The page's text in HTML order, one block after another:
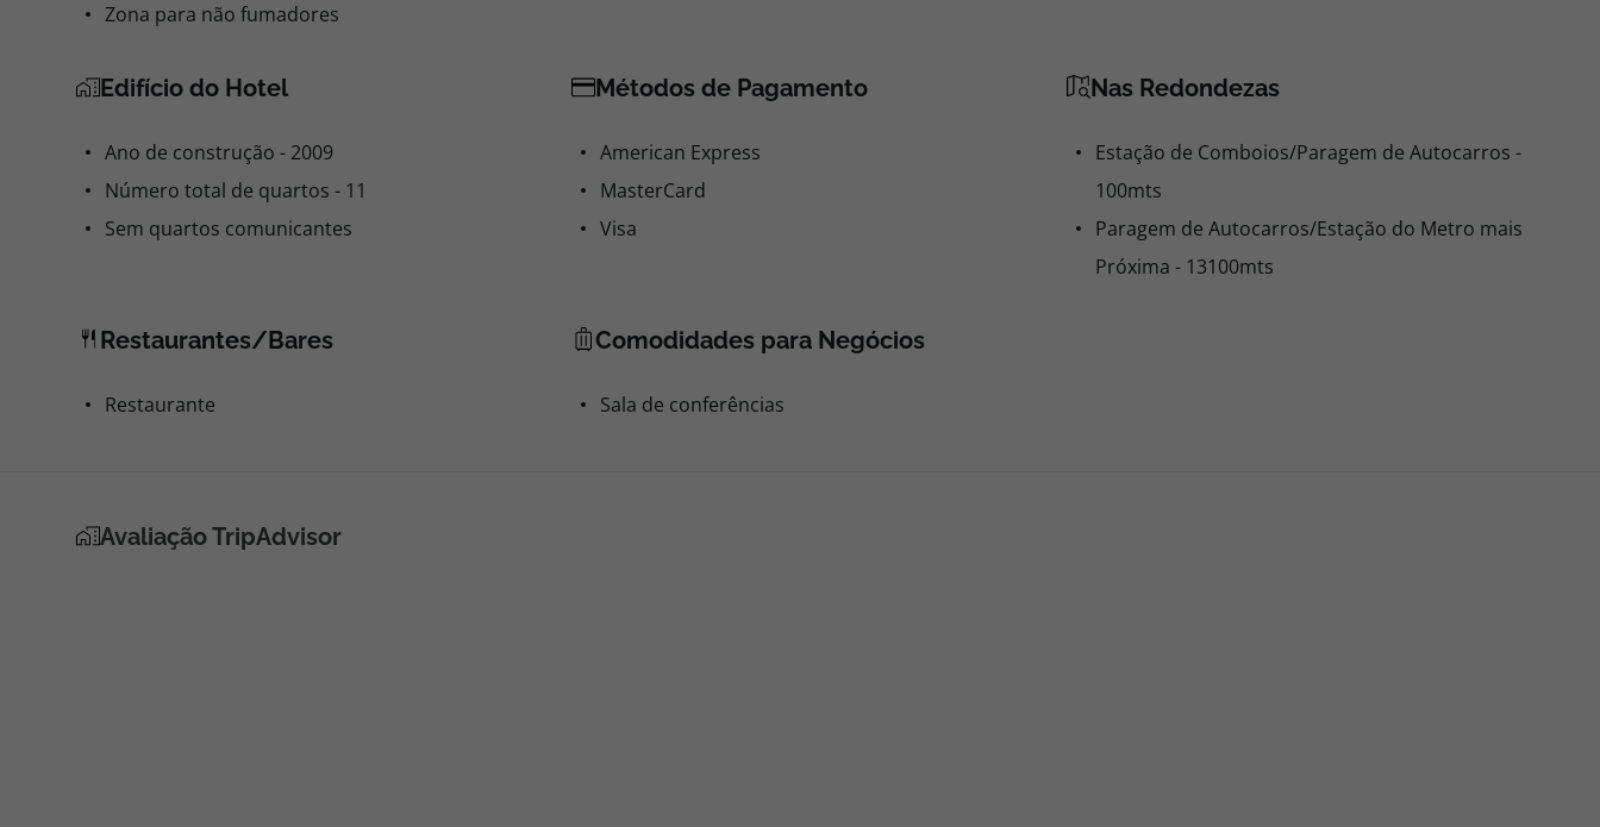
Zona para não fumadores
Edifício do Hotel
Ano de construção - 2009
Número total de quartos - 11
Sem quartos comunicantes
Métodos de Pagamento
American Express
MasterCard
Visa
Nas Redondezas
Estação de Comboios/Paragem de Autocarros -
100mts
Paragem de Autocarros/Estação do Metro mais
Próxima - 13100mts
Restaurantes/Bares
Restaurante
Comodidades para Negócios
Sala de conferências
Avaliação TripAdvisor